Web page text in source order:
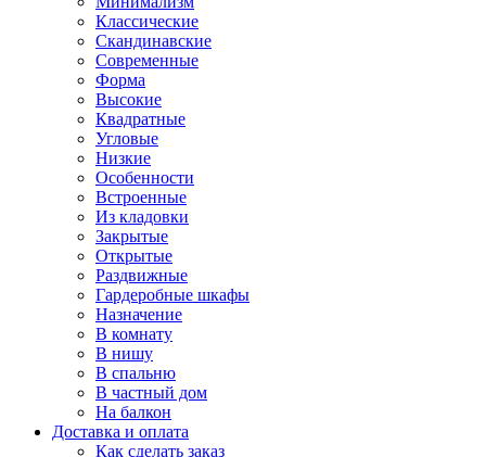
Классические
Скандинавские
Современные
Форма
Высокие
Квадратные
Угловые
Низкие
Особенности
Встроенные
Из кладовки
Закрытые
Открытые
Раздвижные
Гардеробные шкафы
Назначение
В комнату
В нишу
В спальню
В частный дом
На балкон
Доставка и оплата
Как сделать заказ